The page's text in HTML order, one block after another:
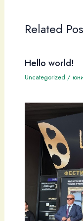
Related
Hello world!
Uncategorized /